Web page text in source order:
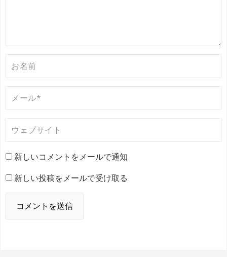
新しいコメントをメールで通知
新しい投稿をメールで受け取る